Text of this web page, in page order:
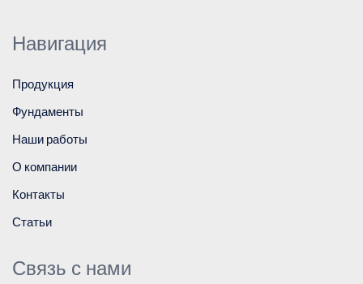
Навигация
Продукция
Фундаменты
Наши работы
О компании
Контакты
Статьи
Связь с нами